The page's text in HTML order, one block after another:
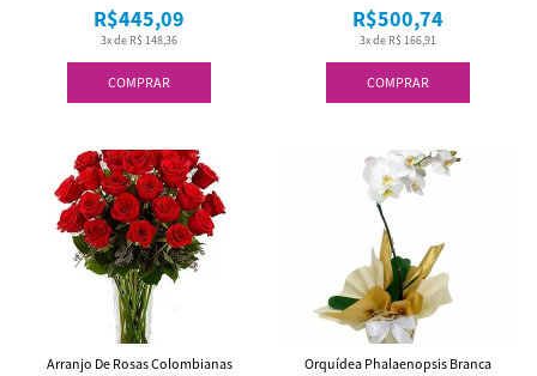
COMPRAR
3x de R$ 148,36
R$445,09
COMPRAR
3x de R$ 166,91
R$500,74
Arranjo De Rosas Colombianas
Orquídea Phalaenopsis Branca